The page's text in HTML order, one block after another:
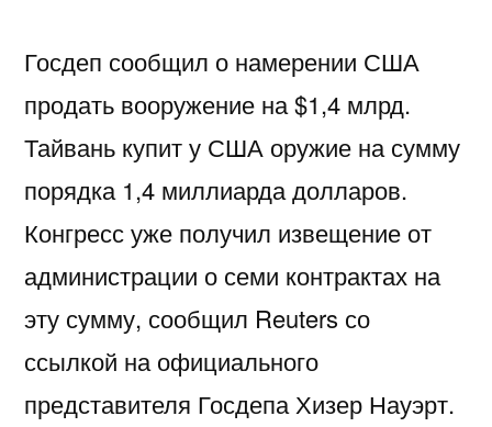
Госдеп сообщил о намерении США
продать вооружение на $1,4 млрд.
Тайвань купит у США оружие на сумму
порядка 1,4 миллиарда долларов.
Конгресс уже получил извещение от
администрации о семи контрактах на
эту сумму, сообщил Reuters со
ссылкой на официального
представителя Госдепа Хизер Науэрт.